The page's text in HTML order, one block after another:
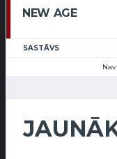
NEW AGE
SASTĀVS